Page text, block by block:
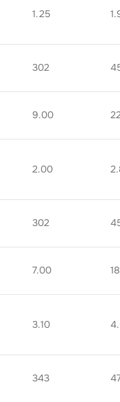
1.25
302
9.00
2.00
302
7.00
3.10
343